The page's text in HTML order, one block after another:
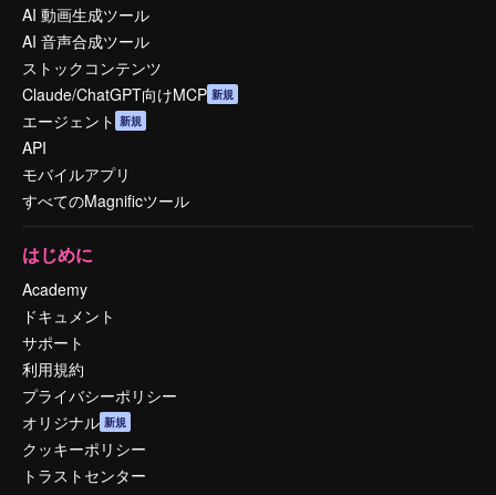
AI 動画生成ツール
AI 音声合成ツール
ストックコンテンツ
Claude/ChatGPT向けMCP 新規
エージェント 新規
API
モバイルアプリ
すべてのMagnificツール
はじめに
Academy
ドキュメント
サポート
利用規約
プライバシーポリシー
オリジナル 新規
クッキーポリシー
トラストセンター